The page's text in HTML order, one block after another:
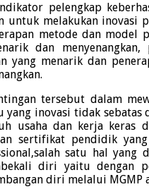
pelengkap
untuk melakukan inovasi
metode dan model
dan menyenangkan,
yang menarik dan
tersebut dalam
yang inovasi tidak sebatas
usaha dan kerja keras
sertifikat pendidik
satu hal yang
diri yaitu dengan
diri melalui MGMP